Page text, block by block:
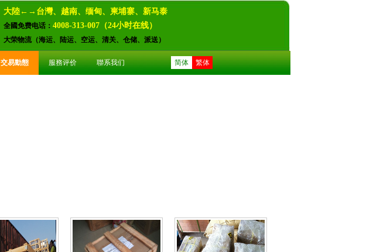
大陸←→台灣、越南、缅甸、柬埔寨、新马泰
全國免费电话： 4008-313-007（24小时在线）
大荣物流（海运、陆运、空运、清关、仓储、派送）
交易動態 服務评价 聯系我们 简体 繁体